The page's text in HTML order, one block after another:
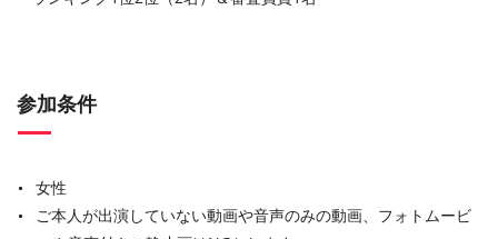
参加条件
女性
ご本人が出演していない動画や音声のみの動画、フォトムービ